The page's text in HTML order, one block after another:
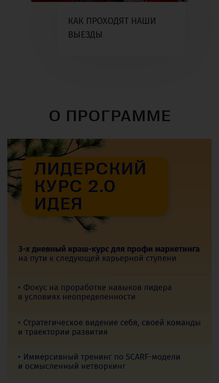
КАК ПРОХОДЯТ НАШИ
ВЫЕЗДЫ
О ПРОГРАММЕ